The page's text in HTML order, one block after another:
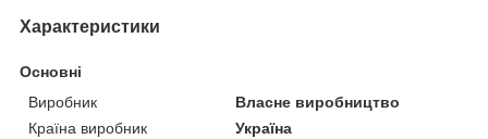
Характеристики
Основні
Виробник
Власне виробництво
Країна виробник
Україна